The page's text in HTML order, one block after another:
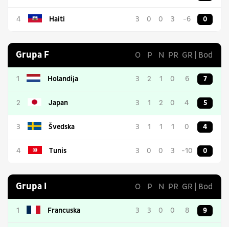
4 Haiti 3 0 0 3 -6 0
Grupa F O P N PR GR Bod
1 Holandija 3 2 1 0 6 7
2 Japan 3 1 2 0 4 5
3 Švedska 3 1 1 1 0 4
4 Tunis 3 0 0 3 -10 0
Grupa I O P N PR GR Bod
1 Francuska 3 3 0 0 8 9